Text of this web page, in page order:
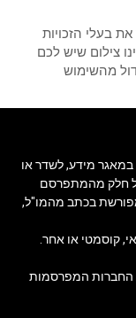
בעלי הזכויות
צילום שיש לכם
מהשימוש
מידע, לשדר או
חלק מהמתפרסם
בכתב מהמו"ל,
קוסמטי או אחר.
החברות המפרסמות